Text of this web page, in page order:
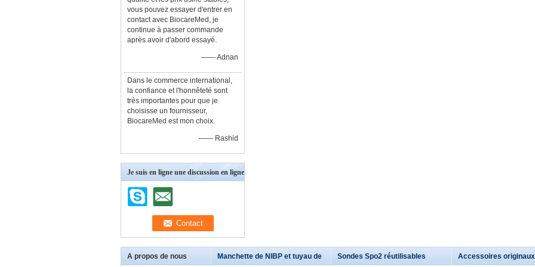
vous pouvez essayer d'entrer en
contact avec BiocareMed, je
continue à passer commande
après avoir d'abord essayé.
—— Adnan
Dans le commerce international,
la confiance et l'honnêteté sont
très importantes pour que je
choisisse un fournisseur,
BiocareMed est mon choix.
—— Rashid
Je suis en ligne une discussion en ligne
A propos de nous Manchette de NIBP et tuyau de Sondes Spo2 réutilisables Accessoires originaux